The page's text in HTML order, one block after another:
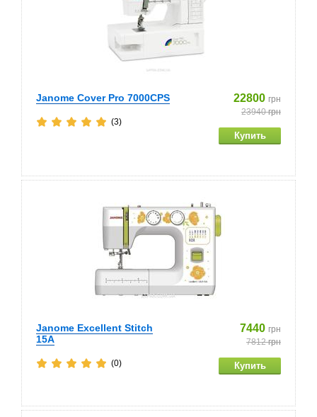
Janome Cover Pro 7000CPS 22800 грн
23940грн
(3)
Janome Excellent Stitch
15A
7440 грн
7812грн
(0)